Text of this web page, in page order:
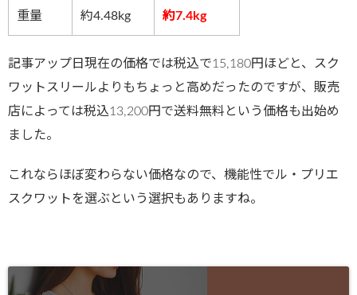
重量 約4.48kg 約7.4kg
記事アップ日現在の価格では税込で15,180円ほどと、スク
ワットスリールよりもちょっと高めだったのですが、販売
店によっては税込13,200円で送料無料という価格も出始め
ました。
これならほぼ変わらない価格なので、機能性でル・プリエ
スクワットを選ぶという選択もありますね。